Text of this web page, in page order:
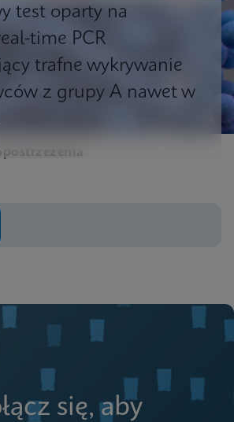
test oparty na
time PCR
trafne wykrywanie
z grupy A nawet w
Spostrzeżenia
się, aby